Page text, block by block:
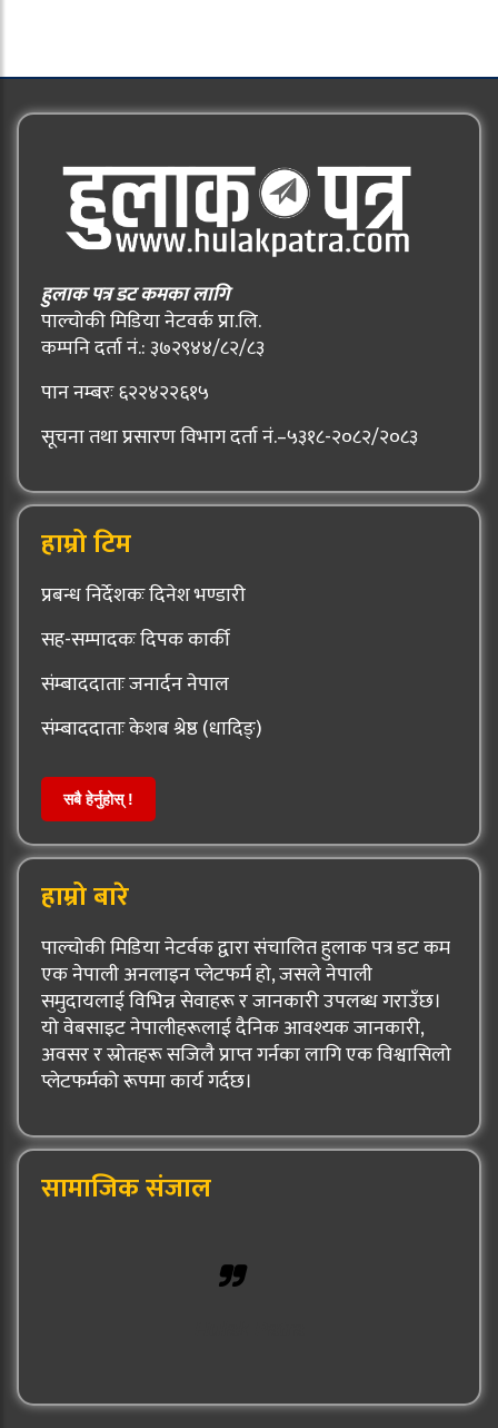
हुलाक पत्र डट कमका लागि
पाल्चोकी मिडिया नेटवर्क प्रा.लि.
कम्पनि दर्ता नं.: ३७२९४४/८२/८३
पान नम्बरः ६२२४२२६१५
सूचना तथा प्रसारण विभाग दर्ता नं.–५३१८-२०८२/२०८३
हाम्रो टिम
प्रबन्ध निर्देशकः दिनेश भण्डारी
सह-सम्पादकः दिपक कार्की
संम्बाददाताः जनार्दन नेपाल
संम्बाददाताः केशब श्रेष्ठ (धादिङ्)
सबै हेर्नुहोस् !
हाम्रो बारे
पाल्चोकी मिडिया नेटर्वक द्वारा संचालित हुलाक पत्र डट कम
एक नेपाली अनलाइन प्लेटफर्म हो, जसले नेपाली
समुदायलाई विभिन्न सेवाहरू र जानकारी उपलब्ध गराउँछ।
यो वेबसाइट नेपालीहरूलाई दैनिक आवश्यक जानकारी,
अवसर र स्रोतहरू सजिलै प्राप्त गर्नका लागि एक विश्वासिलो
प्लेटफर्मको रूपमा कार्य गर्दछ।
सामाजिक संजाल